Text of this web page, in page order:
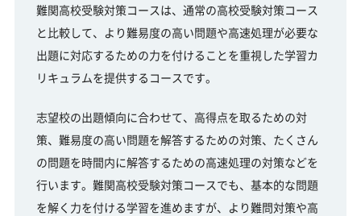
難関高校受験対策コースは、通常の高校受験対策コース
と比較して、より難易度の高い問題や高速処理が必要な
出題に対応するための力を付けることを重視した学習カ
リキュラムを提供するコースです。
志望校の出題傾向に合わせて、高得点を取るための対
策、難易度の高い問題を解答するための対策、たくさん
の問題を時間内に解答するための高速処理の対策などを
行います。難関高校受験対策コースでも、基本的な問題
を解く力を付ける学習を進めますが、より難問対策や高